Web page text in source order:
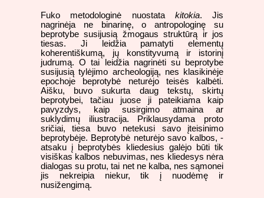
Fuko metodologinė nuostata kitokia. Jis
nagrinėja ne binarinę, o antropologinę su
beprotybe susijusią žmogaus struktūrą ir jos
tiesas. Ji leidžia pamatyti elementų
koherentiškumą, jų konstityvumą ir istorinį
judrumą. O tai leidžia nagrinėti su beprotybe
susijusią tylėjimo archeologiją, nes klasikinėje
epochoje beprotybė neturėjo teisės kalbėti.
Aišku, buvo sukurta daug tekstų, skirtų
beprotybei, tačiau juose ji pateikiama kaip
pavyzdys, kaip susirgimo atmaina ar
suklydimų iliustracija. Priklausydama proto
sričiai, tiesa buvo netekusi savo įteisinimo
beprotybėje. Beprotybė neturėjo savo kalbos, -
atsaku į beprotybės kliedesius galėjo būti tik
visiškas kalbos nebuvimas, nes kliedesys nėra
dialogas su protu, tai net ne kalba, nes sąmonei
jis nekreipia niekur, tik į nuodėmę ir
nusižengimą.